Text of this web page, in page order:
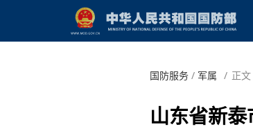
国防服务/ 军属 / 正文
山东省新